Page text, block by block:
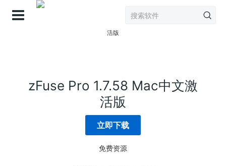
zFuse Pro 1.7.58 Mac中文激
活版
立即下载
免费资源